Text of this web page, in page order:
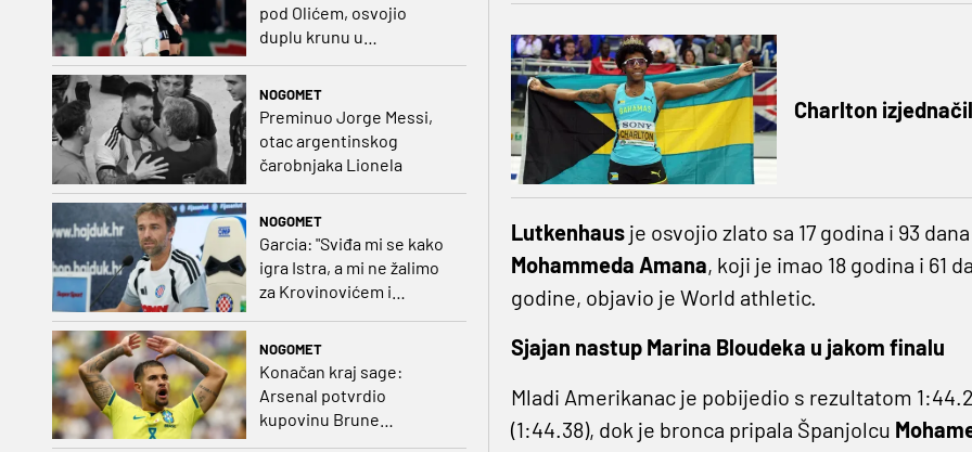
pod Olićem, osvojio
duplu krunu u
Rumunjskoj pa preselio
NOGOMET
Preminuo Jorge Messi,
otac argentinskog
čarobnjaka Lionela
NOGOMET
Garcia: "Sviđa mi se kako
igra Istra, a mi ne žalimo
za Krovinovićem i
NOGOMET
Konačan kraj sage:
Arsenal potvrdio
kupovinu Brune
Guimaraesa
Charlton
Lutkenhausje osvojio zlato sa 17 godina i 93
Mohammeda Amana, koji je imao 18 godina i 61
godine, objavio je World athletic.
Sjajan nastup Marina Bloudeka u jakom finalu
Mladi Amerikanac je pobijedio s rezultatom
(1:44.38), dok je bronca pripala Španjolcu